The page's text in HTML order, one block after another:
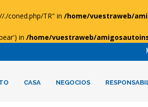
./coned.php/TR" in /home/vuestraweb/
in /home/vuestraweb/
CASA NEGOCIOS